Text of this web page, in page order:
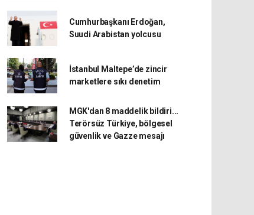
Cumhurbaşkanı Erdoğan,
Suudi Arabistan yolcusu
İstanbul Maltepe’de zincir
marketlere sıkı denetim
MGK'dan 8 maddelik bildiri...
Terörsüz Türkiye, bölgesel
güvenlik ve Gazze mesajı